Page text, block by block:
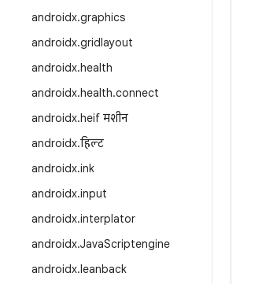
androidx.graphics
androidx.gridlayout
androidx.health
androidx.health.connect
androidx.heif मशीन
androidx.हिल्ट
androidx.ink
androidx.input
androidx.interplator
androidx.JavaScriptengine
androidx.leanback